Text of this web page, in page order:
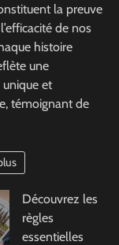
la preuve
de nos
histoire
une
unique et
témoignant de
Découvrez les
règles
essentielles